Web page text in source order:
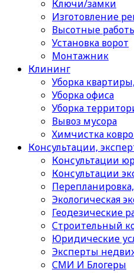
Ключи/замки
Изготовление
Высотные
Установка ворот
Монтажник
Клининг
Уборка
Уборка офиса
Уборка
Вывоз мусора
Химчистка
Консультации,
Консультации
Консультации
Экологическая
Геодезические
Строительный
Юридические
Эксперты
СМИ И Блогеры